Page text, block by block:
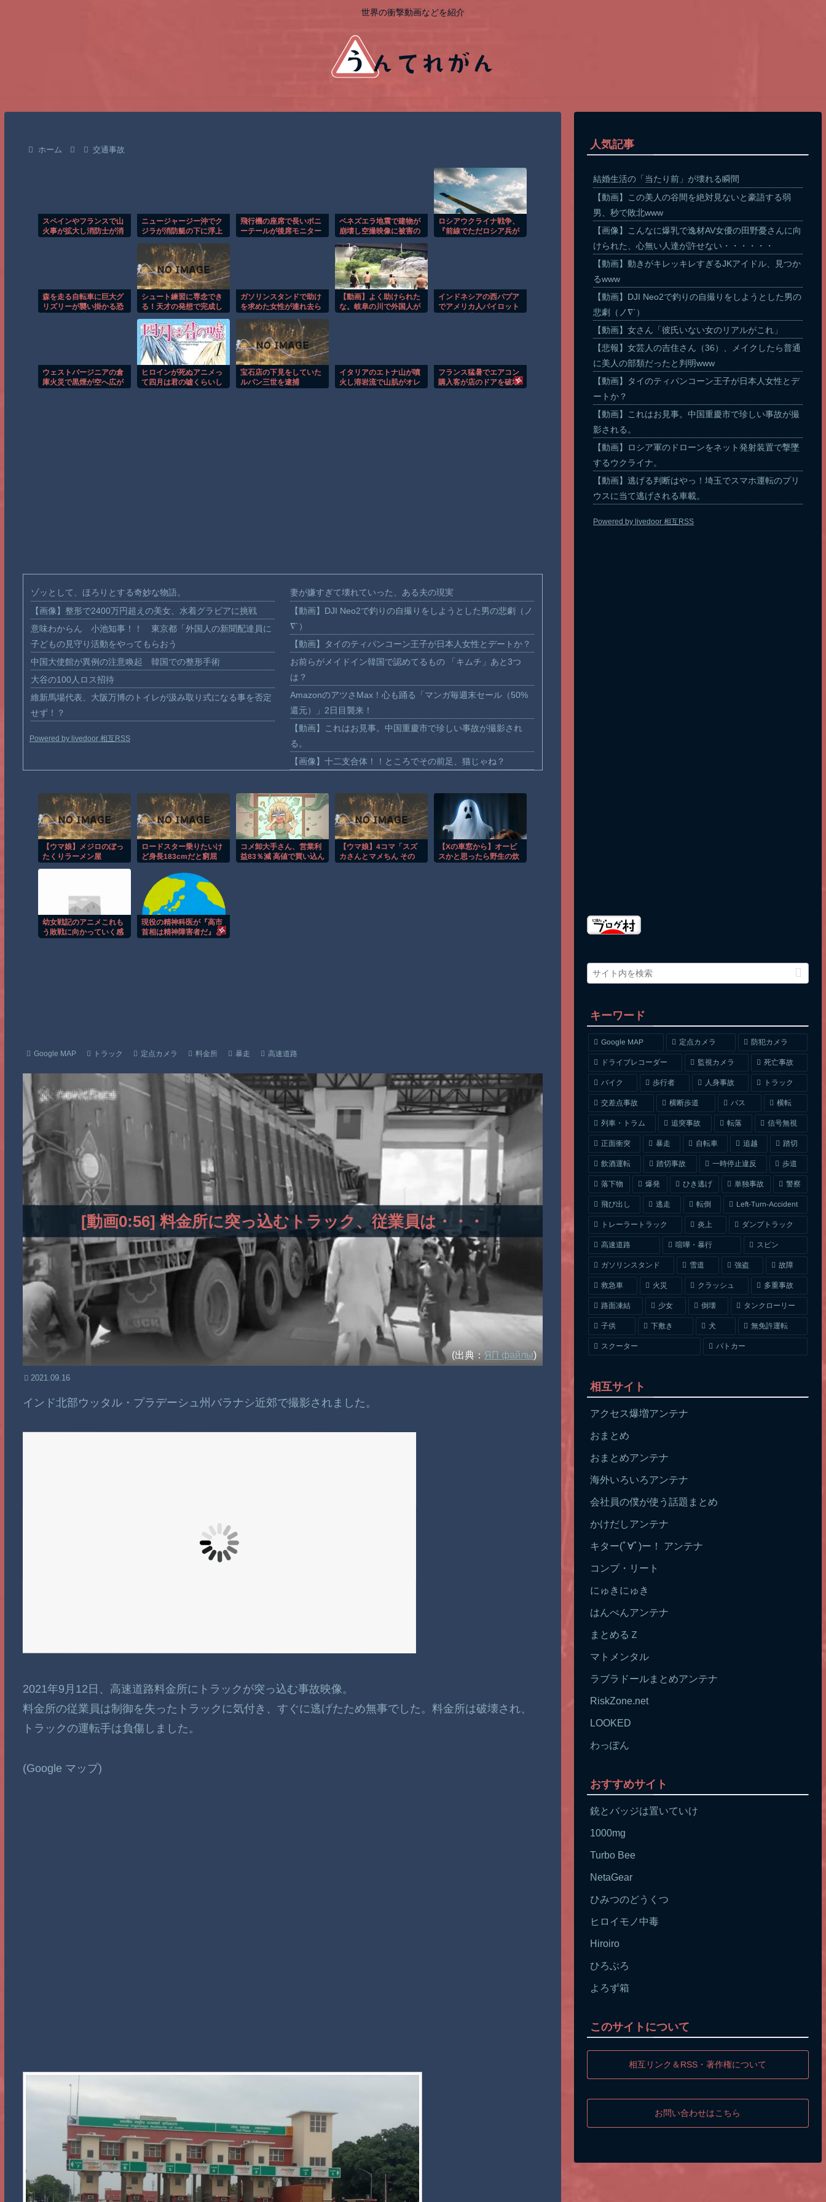
世界の衝撃動画などを紹介
ホーム 交通事故
スペインやフランスで山
火事が拡大し消防士が消
ニュージャージー沖でク
ジラが消防艇の下に浮上
飛行機の座席で長いポニ
ーテールが後席モニター
ベネズエラ地震で建物が
崩壊し空撮映像に被害の
ロシアウクライナ戦争、
『前線でただロシア兵が
森を走る自転車に巨大グ
リズリーが襲い掛かる恐
シュート練習に専念でき
る！天才の発想で完成し
ｗ
ガソリンスタンドで助け
を求めた女性が連れ去ら
【動画】よく助けられた
な。岐阜の川で外国人が
インドネシアの西パプア
でアメリカ人パイロット
ウェストバージニアの倉
庫火災で黒煙が空へ広が
ヒロインが死ぬアニメっ
て四月は君の嘘くらいし
宝石店の下見をしていた
ルパン三世を逮捕
イタリアのエトナ山が噴
火し溶岩流で山肌がオレ
フランス猛暑でエアコン
購入客が店のドアを破壊
ゾッとして、ほろりとする奇妙な物語。
【画像】整形で2400万円超えの美女、水着グラビアに挑戦
意味わからん 小池知事！！ 東京都「外国人の新聞配達員に
子どもの見守り活動をやってもらおう
中国大使館が異例の注意喚起 韓国での整形手術
大谷の100人ロス招待
維新馬場代表、大阪万博のトイレが汲み取り式になる事を否定
せず！？
Powered by livedoor 相互RSS
妻が嫌すぎて壊れていった、ある夫の現実
【動画】DJI Neo2で釣りの自撮りをしようとした男の悲劇（ノ
∇`）
【動画】タイのティパンコーン王子が日本人女性とデートか？
お前らがメイドイン韓国で認めてるもの 「キムチ」あと3つ
は？
AmazonのアツさMax！心も踊る「マンガ毎週末セール（50%
還元）」2日目襲来！
【動画】これはお見事。中国重慶市で珍しい事故が撮影され
る。
【画像】十二支合体！！ところでその前足、猫じゃね？
ライナ。
【動画】逃げる判断はやっ！埼玉でスマホ運転のプリウスに当
て逃げされる車載。
渡邊渚さん「私がPTSDと診断された当時、世間はまだPTSDと
いう言葉は浸透されていませんでした」
【ウマ娘】メジロのぼっ
たくりラーメン屋
ロードスター乗りたいけ
ど身長183cmだと窮屈
コメ卸大手さん、営業利
益83％減 高値で買い込ん
【ウマ娘】4コマ「スズ
カさんとマメちん その
【Xの車窓から】オービ
スかと思ったら野生の炊
幼女戦記のアニメこれも
う敗戦に向かっていく感
現役の精神科医が『高市
首相は精神障害者だ』と
Google MAP トラック 定点カメラ 料金所 暴走 高速道路
[動画0:56] 料金所に突っ込むトラック、従業員は・・・
(出典： ЯП файлы)
2021.09.16
インド北部ウッタル・プラデーシュ州バラナシ近郊で撮影されました。
2021年9月12日、高速道路料金所にトラックが突っ込む事故映像。
料金所の従業員は制御を失ったトラックに気付き、すぐに逃げたため無事でした。料金所は破壊され、
トラックの運転手は負傷しました。
(Google マップ)
人気記事
結婚生活の「当たり前」が壊れる瞬間
【動画】この美人の谷間を絶対見ないと豪語する弱
男、秒で敗北www
【画像】こんなに爆乳で逸材AV女優の田野憂さんに向
けられた、心無い人達が許せない・・・・・・
【動画】動きがキレッキレすぎるJKアイドル、見つか
るwww
【動画】DJI Neo2で釣りの自撮りをしようとした男の
悲劇（ノ∇`）
【動画】女さん「彼氏いない女のリアルがこれ」
【悲報】女芸人の吉住さん（36）、メイクしたら普通
に美人の部類だったと判明www
【動画】タイのティパンコーン王子が日本人女性とデ
ートか？
【動画】これはお見事。中国重慶市で珍しい事故が撮
影される。
【動画】ロシア軍のドローンをネット発射装置で撃墜
するウクライナ。
【動画】逃げる判断はやっ！埼玉でスマホ運転のプリ
ウスに当て逃げされる車載。
Powered by livedoor 相互RSS
キーワード
Google MAP 定点カメラ 防犯カメラ
ドライブレコーダー 監視カメラ 死亡事故
バイク 歩行者 人身事故 トラック
交差点事故 横断歩道 バス 横転
列車・トラム 追突事故 転落 信号無視
正面衝突 暴走 自転車 追越 踏切
飲酒運転 踏切事故 一時停止違反 歩道
落下物 爆発 ひき逃げ 単独事故 警察
飛び出し 逃走 転倒 Left-Turn-Accident
トレーラートラック 炎上 ダンプトラック
高速道路 喧嘩・暴行 スピン
ガソリンスタンド 雪道 強盗 故障
救急車 火災 クラッシュ 多重事故
路面凍結 少女 倒壊 タンクローリー
子供 下敷き 犬 無免許運転
スクーター パトカー
相互サイト
アクセス爆増アンテナ
おまとめ
おまとめアンテナ
海外いろいろアンテナ
会社員の僕が使う話題まとめ
かけだしアンテナ
キター(ﾟ∀ﾟ)ー！ アンテナ
コンプ・リート
にゅきにゅき
はんぺんアンテナ
まとめるＺ
マトメンタル
ラブラドールまとめアンテナ
RiskZone.net
LOOKED
わっぽん
おすすめサイト
銃とバッジは置いていけ
1000mg
Turbo Bee
NetaGear
ひみつのどうくつ
ヒロイモノ中毒
Hiroiro
ひろぶろ
よろず箱
このサイトについて
相互リンク＆RSS・著作権について
お問い合わせはこちら